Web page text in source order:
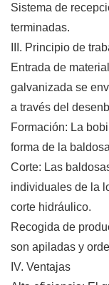
Sistema de
terminadas.
III. Principio de
Entrada de
galvanizada se
a través del
Formación: La
forma de la
Corte: Las
individuales de la
corte hidráulico.
Recogida de
son apiladas y
IV. Ventajas